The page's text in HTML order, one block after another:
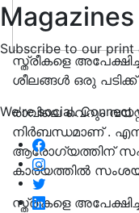
Magazines
Subscribe to our print
We're social. Connect
സ്ത്രീകളെ
ശീലങ്ങള്‍ ഒരു
രാവിലെ വെറും
നിർബന്ധമാണ് .
ആരോഗ്യത്തിന്
കാര്യത്തില്‍
സ്ത്രീകളെ